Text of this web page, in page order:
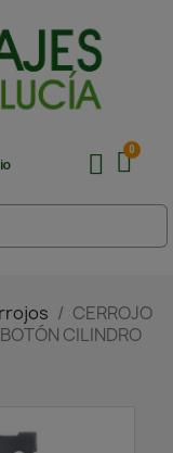
CERROJO
CILINDRO